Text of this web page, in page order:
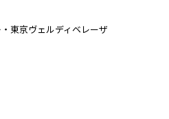
東京ヴェルディベレーザ